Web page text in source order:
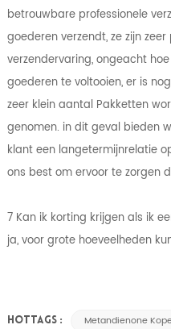
betrouwbare professionele
goederen verzendt, ze zijn
verzendervaring, ongeacht
goederen te voltooien, er is
zeer klein aantal Pakketten
genomen. in dit geval bieden
klant een langetermijnrelatie
ons best om ervoor te zorgen
7 Kan ik korting krijgen als ik
ja, voor grote hoeveelheden
HOTTAGS : Metandienone